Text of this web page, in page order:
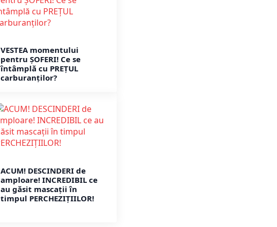
VESTEA momentului
pentru ȘOFERI! Ce se
întâmplă cu PREȚUL
carburanților?
ACUM! DESCINDERI de
amploare! INCREDIBIL ce
au găsit mascații în
timpul PERCHEZIȚIILOR!